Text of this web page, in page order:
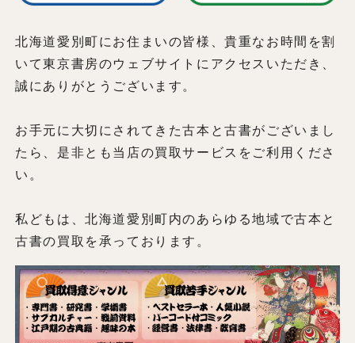
北海道愛別町にお住まいの皆様、貴重なお時間を割
いて東京書房のウェブサイトにアクセスいただき、
誠にありがとうございます。
お手元に大切にされてきた古本と古書がございまし
たら、是非とも当店の買取サービスをご利用くださ
い。
私どもは、北海道愛別町内のあらゆる地域で古本と
古書の買取を承っております。